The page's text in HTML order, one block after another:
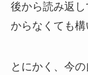
後から読み返
からなくても構
とにかく、今